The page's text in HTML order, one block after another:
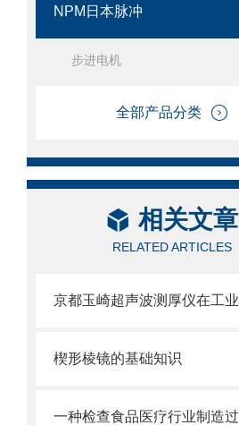
NPM日本脉冲
步进电机
全部产品分类
相关文章
RELATED ARTICLES
楔形棱镜的基础知识